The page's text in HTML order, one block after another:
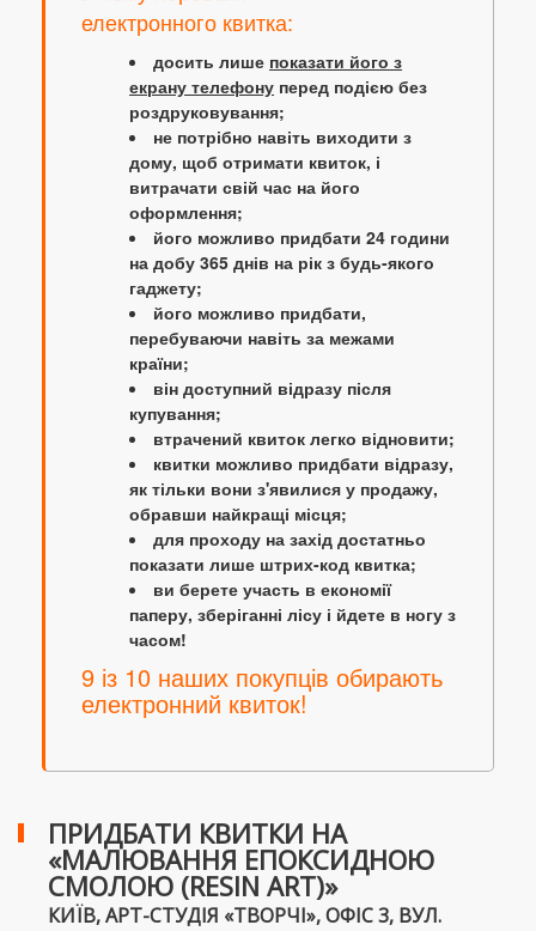
електронного квитка:
досить лише показати його з
екрану телефону перед подією без
роздруковування;
не потрібно навіть виходити з
дому, щоб отримати квиток, і
витрачати свій час на його
оформлення;
його можливо придбати 24 години
на добу 365 днів на рік з будь-якого
гаджету;
його можливо придбати,
перебуваючи навіть за межами
країни;
він доступний відразу після
купування;
втрачений квиток легко відновити;
квитки можливо придбати відразу,
як тільки вони з'явилися у продажу,
обравши найкращі місця;
для проходу на захід достатньо
показати лише штрих-код квитка;
ви берете участь в економії
паперу, зберіганні лісу і йдете в ногу з
часом!
9 із 10 наших покупців обирають
електронний квиток!
ПРИДБАТИ КВИТКИ НА
«МАЛЮВАННЯ ЕПОКСИДНОЮ
СМОЛОЮ (RESIN ART)»
КИЇВ, АРТ-СТУДІЯ «ТВОРЧІ», ОФІС 3, ВУЛ.